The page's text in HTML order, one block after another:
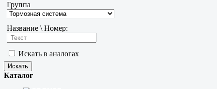
Группа
Название \ Номер:
Искать в аналогах
Каталог